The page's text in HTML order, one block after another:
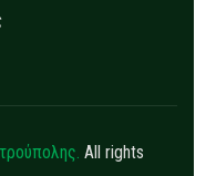
All rights